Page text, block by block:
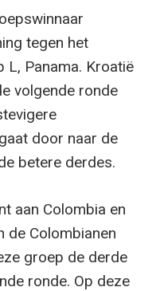
tegen het
L, Panama. Kroatië
volgende ronde
door naar de
betere derdes.
aan Colombia en
de Colombianen
groep de derde
ronde. Op deze